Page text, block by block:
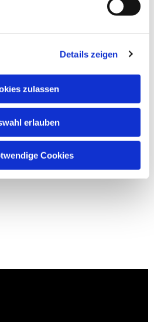
Details zeigen
zulassen
erlauben
Cookies